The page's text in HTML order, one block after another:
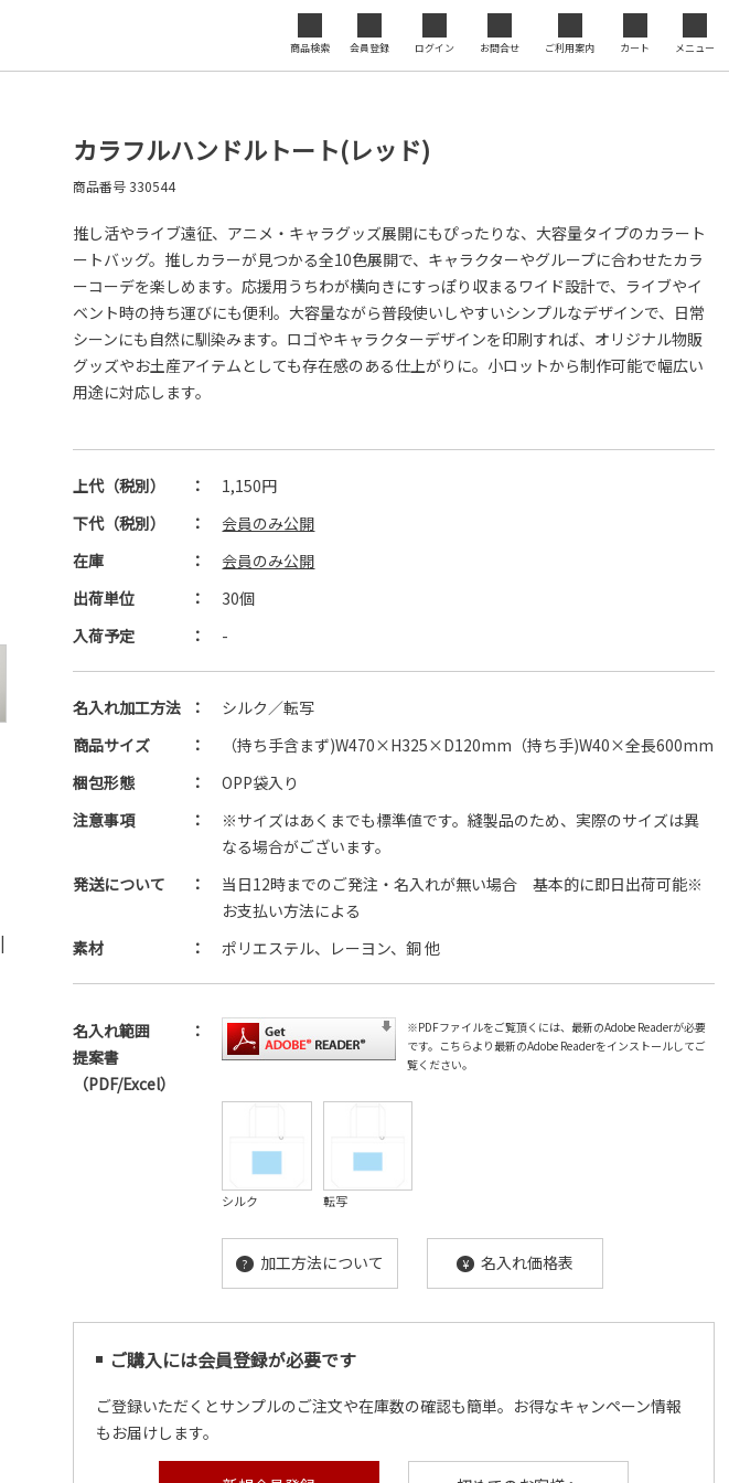
商品検索 会員登録 ログイン お問合せ ご利用案内 カート メニュー
カラフルハンドルトート(レッド)
商品番号330544
推し活やライブ遠征、アニメ・キャラグッズ展開にもぴったりな、大容量タイプのカラート
ートバッグ。推しカラーが見つかる全10色展開で、キャラクターやグループに合わせたカラ
ーコーデを楽しめます。応援用うちわが横向きにすっぽり収まるワイド設計で、ライブやイ
ベント時の持ち運びにも便利。大容量ながら普段使いしやすいシンプルなデザインで、日常
シーンにも自然に馴染みます。ロゴやキャラクターデザインを印刷すれば、オリジナル物販
グッズやお土産アイテムとしても存在感のある仕上がりに。小ロットから制作可能で幅広い
用途に対応します。
上代（税別） ：
1,150円
下代（税別）
：
会員のみ公開
在庫
：
会員のみ公開
出荷単位
：
30個
入荷予定
： -
名入れ加工方法 ：
シルク／転写
商品サイズ
：
（持ち手含まず)W470×H325×D120mm（持ち手)W40×全長600mm
梱包形態
：
OPP袋入り
注意事項
：
※サイズはあくまでも標準値です。縫製品のため、実際のサイズは異
なる場合がございます。
発送について
：
当日12時までのご発注・名入れが無い場合 基本的に即日出荷可能※
お支払い方法による
素材
： ポリエステル、レーヨン、銅 他
名入れ範囲
提案書
（PDF/Excel）
：
※PDFファイルをご覧頂くには、最新のAdobe Readerが必要
です。 こちらより最新のAdobe Readerをインストールしてご
覧ください。
シルク 転写
? 加工方法について ¥ 名入れ価格表
ご購入には会員登録が必要です
ご登録いただくとサンプルのご注文や在庫数の確認も簡単。お得なキャンペーン情報
もお届けします。
|
閉じる